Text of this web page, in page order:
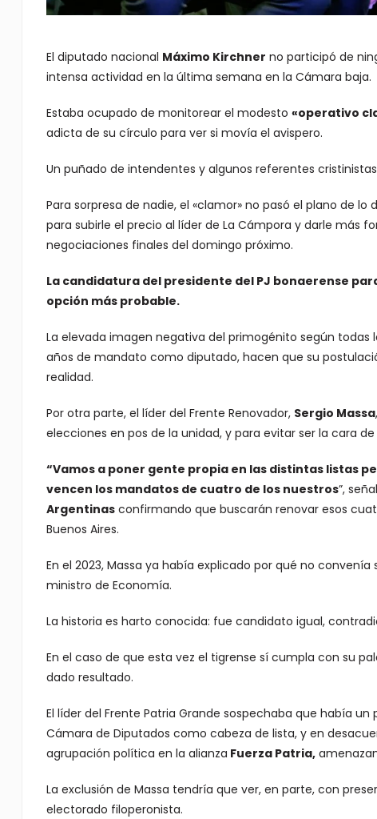
El diputado nacional Máximo Kirchner no participó de
intensa actividad en la última semana en la Cámara baja.
Estaba ocupado de monitorear el modesto «operativo
adicta de su círculo para ver si movía el avispero.
Un puñado de intendentes y algunos referentes
Para sorpresa de nadie, el «clamor» no pasó el plano de
para subirle el precio al líder de La Cámpora y darle más
negociaciones finales del domingo próximo.
La candidatura del presidente del PJ bonaerense
opción más probable.
La elevada imagen negativa del primogénito según
años de mandato como diputado, hacen que su
realidad.
Por otra parte, el líder del Frente Renovador, Sergio Massa
elecciones en pos de la unidad, y para evitar ser la cara
“Vamos a poner gente propia en las distintas listas
vencen los mandatos de cuatro de los nuestros”,
Argentinasconfirmando que buscarán renovar esos
Buenos Aires.
En el 2023, Massa ya había explicado por qué no
ministro de Economía.
La historia es harto conocida: fue candidato igual,
En el caso de que esta vez el tigrense sí cumpla con su
dado resultado.
El líder del Frente Patria Grande sospechaba que había
Cámara de Diputados como cabeza de lista, y en
agrupación política en la alianza Fuerza Patria,
La exclusión de Massa tendría que ver, en parte, con
electorado filoperonista.